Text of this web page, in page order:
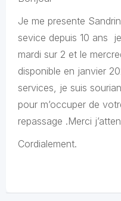
Je me presente
sevice depuis 10 ans
mardi sur 2 et le
disponible en janvier
services, je suis
pour m’occuper de
repassage .Merci
Cordialement.